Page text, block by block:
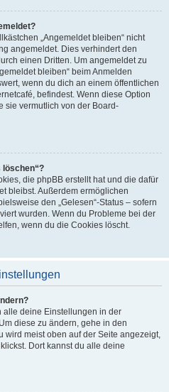
„Angemeldet bleiben“ nicht
angemeldet. Dies verhindert den
einen Dritten. Um angemeldet zu
bleiben“ beim Anmelden
wenn du dich an einem öffentlichen
befindest. Wenn diese Option
sie vermutlich von der Board-
löschen“?
die phpBB erstellt hat und die dafür
bleibst. Außerdem ermöglichen
den „Gelesen“-Status – sofern
wurden. Wenn du Probleme bei der
wenn du die Cookies löscht.
alle deine Einstellungen in der
diese zu ändern, gehe in den
wird meist oben auf der Seite angezeigt,
Dort kannst du alle deine